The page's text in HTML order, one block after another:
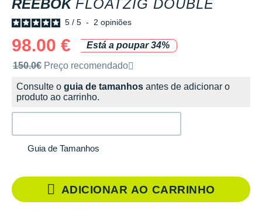
REEBOK FLOATZIG DOUBLE
5 / 5 - 2 opiniões
98.00 €
Está a poupar 34%
Preço de venda recomendado pela marca
150.0€ Preço recomendado
Consulte o guia de tamanhos antes de adicionar o
produto ao carrinho.
Guia de Tamanhos
ADICIONAR AO CARRINHO